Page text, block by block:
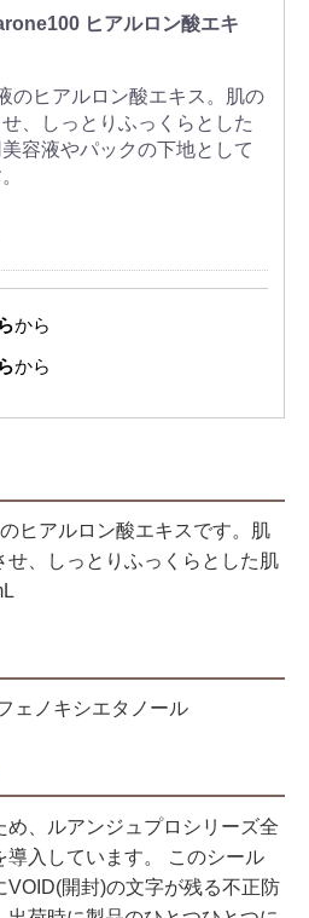
ヒアルロン酸エキ
のヒアルロン酸エキス。肌の
、しっとりふっくらとした
容液やパックの下地として
から
から
ヒアルロン酸エキスです。肌
せ、しっとりふっくらとした肌
ェノキシエタノール
、ルアンジュプロシリーズ全
導入しています。 このシール
VOID(開封)の文字が残る不正防